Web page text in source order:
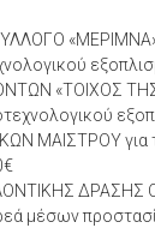
«ΤΟΙΧΟΣ
ΜΑΙΣΤΡΟΥ για
ΔΡΑΣΗΣ
μέσων